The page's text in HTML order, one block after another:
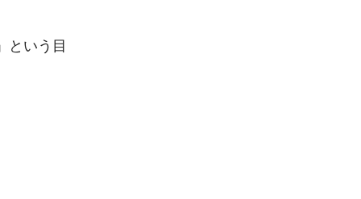
という目